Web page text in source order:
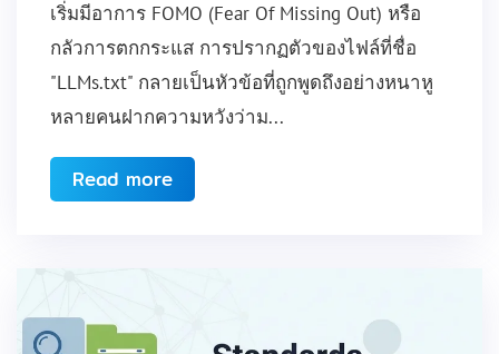
เริ่มมีอาการ FOMO (Fear Of Missing Out) หรือ
กลัวการตกกระแส การปรากฏตัวของไฟล์ที่ชื่อ
"LLMs.txt" กลายเป็นหัวข้อที่ถูกพูดถึงอย่างหนาหู
หลายคนฝากความหวังว่าม...
Read more